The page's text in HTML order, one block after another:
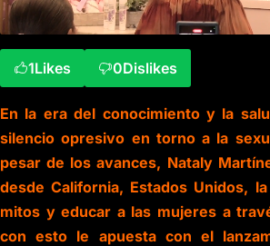
1Likes 0Dislikes
En la era del conocimiento y la
silencio opresivo en torno a la
pesar de los avances, Nataly
desde California, Estados Unidos,
mitos y educar a las mujeres a
con esto le apuesta con el